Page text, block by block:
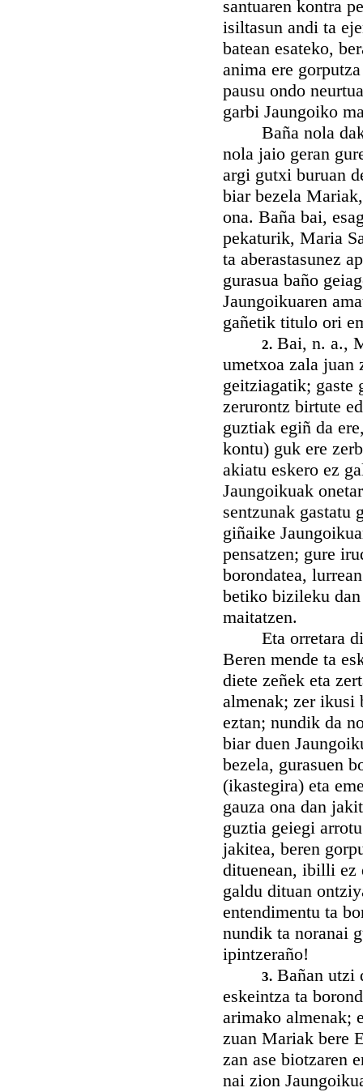
santuaren kontra
isiltasun andi ta
batean esateko,
anima ere
pausu ondo
garbi Jaungoiko
Baña nola daki
nola jaio geran
argi gutxi buruan
biar bezela
ona. Baña bai,
pekaturik, Maria
ta aberastasunez
gurasua baño
Jaungoikuaren
gañetik titulo ori
2. Bai, n. a.,
umetxoa zala juan
geitziagatik; gaste
zerurontz birtute
guztiak egiñ da
kontu) guk ere
akiatu eskero ez
Jaungoikuak
sentzunak gastatu
giñaike
pensatzen; gure
borondatea,
betiko bizileku
maitatzen.
Eta orretara
Beren mende ta
diete zeñek eta
almenak; zer ikusi
eztan; nundik da
biar duen
bezela, gurasuen
(ikastegira) eta
gauza ona dan
guztia geiegi
jakitea, beren
dituenean, ibilli ez
galdu dituan
entendimentu ta
nundik ta noranai
ipintzeraño!
3. Bañan utzi
eskeintza ta
arimako almenak;
zuan Mariak bere
zan ase biotzaren
nai zion